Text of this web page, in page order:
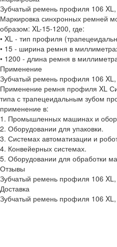
Зубчатый ремень профиля 106
Маркировка синхронных ремней
образом: XL-15-1200, где:
• XL - тип профиля
• 15 - ширина ремня в
• 1200 - длина ремня в
Применение
Зубчатый ремень профиля 106
Применение ремня профиля XL
типа с трапецеидальным зубом
применение в:
1. Промышленных машинах и
2. Оборудовании для упаковки.
3. Системах автоматизации и
4. Конвейерных системах.
5. Оборудовании для обработки
Отзывы
Зубчатый ремень профиля 106
Доставка
Зубчатый ремень профиля 106